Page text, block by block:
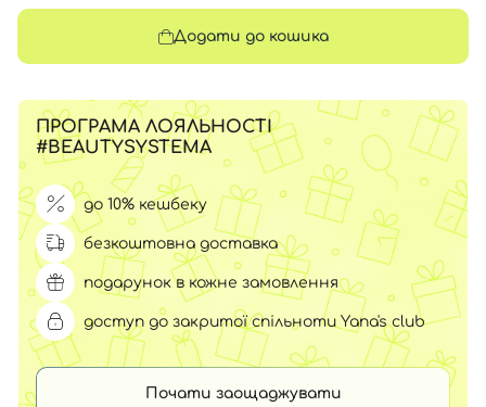
Додати до кошика
ПРОГРАМА ЛОЯЛЬНОСТІ
#BEAUTYSYSTEMA
до 10% кешбеку
безкоштовна доставка
подарунок в кожне замовлення
доступ до закритої спільноти Yana's club
Почати заощаджувати